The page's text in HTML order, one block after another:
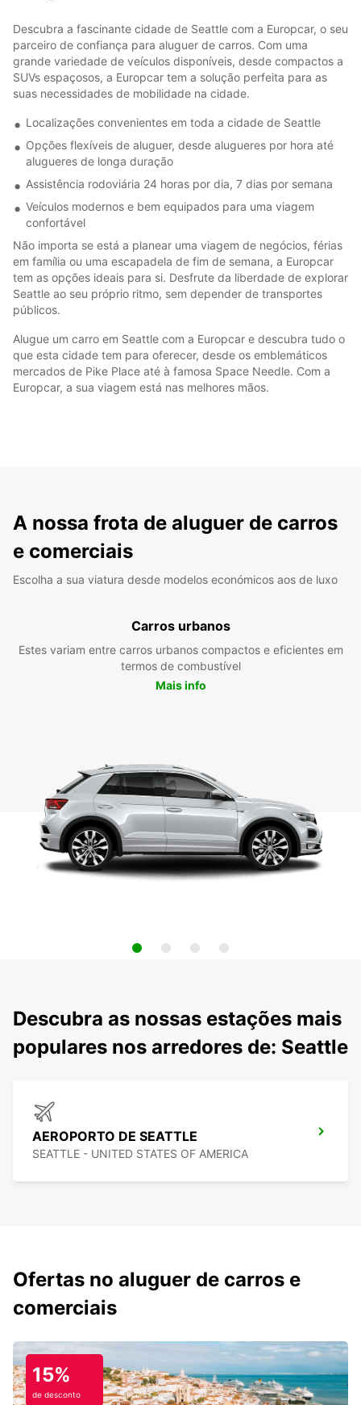
Descubra a fascinante cidade de Seattle com a Europcar, o seu
parceiro de confiança para aluguer de carros. Com uma
grande variedade de veículos disponíveis, desde compactos a
SUVs espaçosos, a Europcar tem a solução perfeita para as
suas necessidades de mobilidade na cidade.
Localizações convenientes em toda a cidade de Seattle
Opções flexíveis de aluguer, desde alugueres por hora até
alugueres de longa duração
Assistência rodoviária 24 horas por dia, 7 dias por semana
Veículos modernos e bem equipados para uma viagem
confortável
Não importa se está a planear uma viagem de negócios, férias
em família ou uma escapadela de fim de semana, a Europcar
tem as opções ideais para si. Desfrute da liberdade de explorar
Seattle ao seu próprio ritmo, sem depender de transportes
públicos.
Alugue um carro em Seattle com a Europcar e descubra tudo o
que esta cidade tem para oferecer, desde os emblemáticos
mercados de Pike Place até à famosa Space Needle. Com a
Europcar, a sua viagem está nas melhores mãos.
A nossa frota de aluguer de carros
e comerciais
Escolha a sua viatura desde modelos económicos aos de luxo
Carros urbanos
Estes variam entre carros urbanos compactos e eficientes em
termos de combustível
Mais info
Descubra as nossas estações mais
populares nos arredores de: Seattle
AEROPORTO DE SEATTLE
SEATTLE - UNITED STATES OF AMERICA
Ofertas no aluguer de carros e
comerciais
15%
de desconto